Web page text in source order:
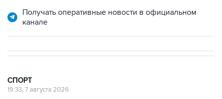
Получать оперативные новости в официальном
канале
СПОРТ
19:33, 7 августа 2026